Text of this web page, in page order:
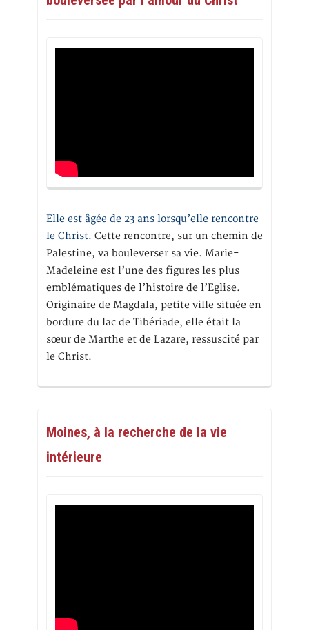
Elle est âgée de 23 ans lorsqu’elle rencontre
le Christ. Cette rencontre, sur un chemin de
Palestine, va bouleverser sa vie. Marie-
Madeleine est l’une des figures les plus
emblématiques de l’histoire de l’Eglise.
Originaire de Magdala, petite ville située en
bordure du lac de Tibériade, elle était la
sœur de Marthe et de Lazare, ressuscité par
le Christ.
Moines, à la recherche de la vie
intérieure